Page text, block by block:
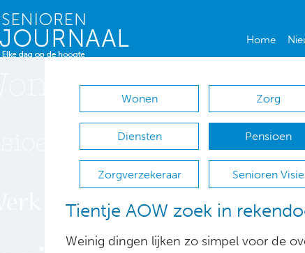
Home
Wonen Zorg
Diensten Pensioen
Zorgverzekeraar Senioren Visie
Tientje AOW zoek in
Weinig dingen lijken zo simpel voor de